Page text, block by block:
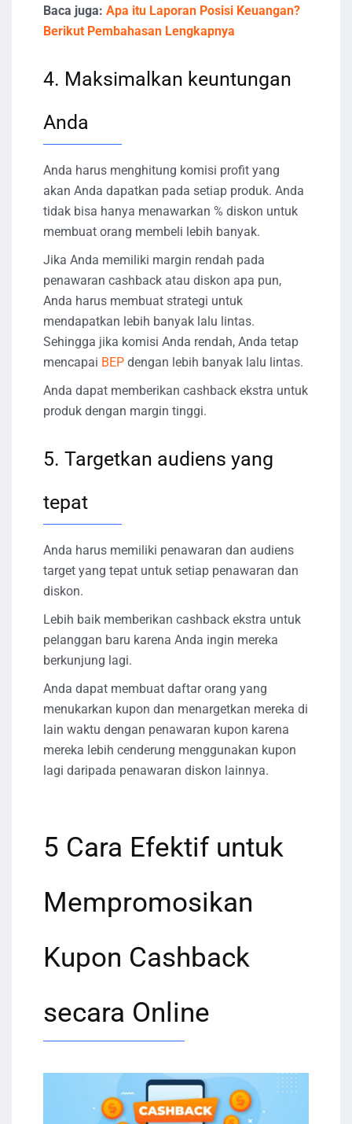
Baca juga: Apa itu Laporan Posisi Keuangan?
Berikut Pembahasan Lengkapnya
4. Maksimalkan keuntungan
Anda
Anda harus menghitung komisi profit yang
akan Anda dapatkan pada setiap produk. Anda
tidak bisa hanya menawarkan % diskon untuk
membuat orang membeli lebih banyak.
Jika Anda memiliki margin rendah pada
penawaran cashback atau diskon apa pun,
Anda harus membuat strategi untuk
mendapatkan lebih banyak lalu lintas.
Sehingga jika komisi Anda rendah, Anda tetap
mencapai BEP dengan lebih banyak lalu lintas.
Anda dapat memberikan cashback ekstra untuk
produk dengan margin tinggi.
5. Targetkan audiens yang
tepat
Anda harus memiliki penawaran dan audiens
target yang tepat untuk setiap penawaran dan
diskon.
Lebih baik memberikan cashback ekstra untuk
pelanggan baru karena Anda ingin mereka
berkunjung lagi.
Anda dapat membuat daftar orang yang
menukarkan kupon dan menargetkan mereka di
lain waktu dengan penawaran kupon karena
mereka lebih cenderung menggunakan kupon
lagi daripada penawaran diskon lainnya.
5 Cara Efektif untuk
Mempromosikan
Kupon Cashback
secara Online